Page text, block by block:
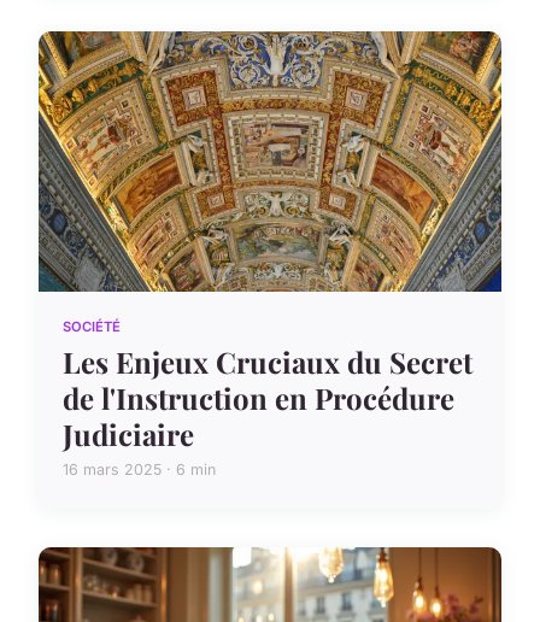
SOCIÉTÉ
Les Enjeux Cruciaux du Secret
de l'Instruction en Procédure
Judiciaire
16 mars 2025 · 6 min